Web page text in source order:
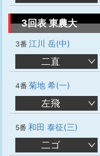
3回表 東農大
3番 江川 岳(中)
二直
4番 菊地 希(一)
左飛
5番 和田 泰征(三)
二ゴ